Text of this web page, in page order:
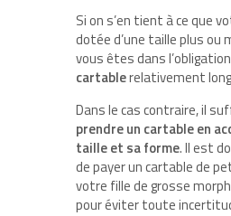
Si on s’en tient à ce que
dotée d’une taille plus ou
vous êtes dans
cartablerelativement
Dans le cas contraire, il
prendre un cartable en
taille et sa forme. Il est
de payer un cartable de
votre fille de grosse
pour éviter toute